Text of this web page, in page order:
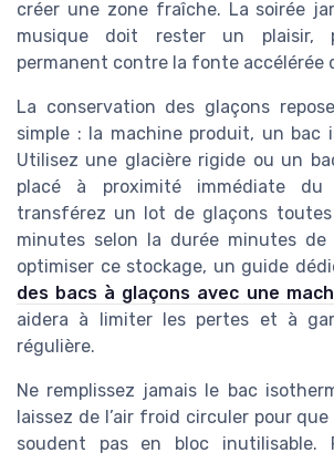
créer une zone fraîche. La soirée
musique doit rester un plaisir,
permanent contre la fonte accélérée
La conservation des glaçons
simple : la machine produit, un bac
Utilisez une glacière rigide ou un
placé à proximité immédiate
transférez un lot de glaçons
minutes selon la durée minutes de
optimiser ce stockage, un guide
des bacs à glaçons avec une
aidera à limiter les pertes et à
régulière.
Ne remplissez jamais le bac
laissez de l’air froid circuler pour
soudent pas en bloc inutilisable.